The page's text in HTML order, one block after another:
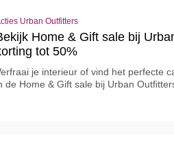
Urban Outfitters
Home & Gift sale bij
tot 50%
je interieur of vind het perfecte
de Home & Gift sale bij Urban